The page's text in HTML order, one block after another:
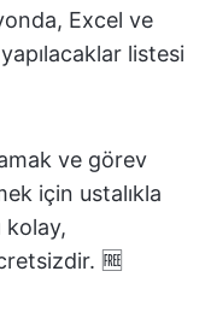
Excel ve
listesi
ve görev
için ustalıkla
kolay,
🆓